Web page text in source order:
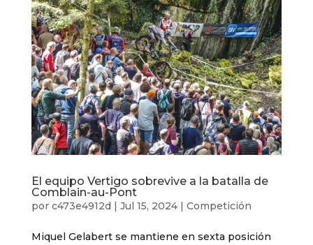
El equipo Vertigo sobrevive a la batalla de
Comblain-au-Pont
por c473e4912d | Jul 15, 2024| Competición
Miquel Gelabert se mantiene en sexta posición